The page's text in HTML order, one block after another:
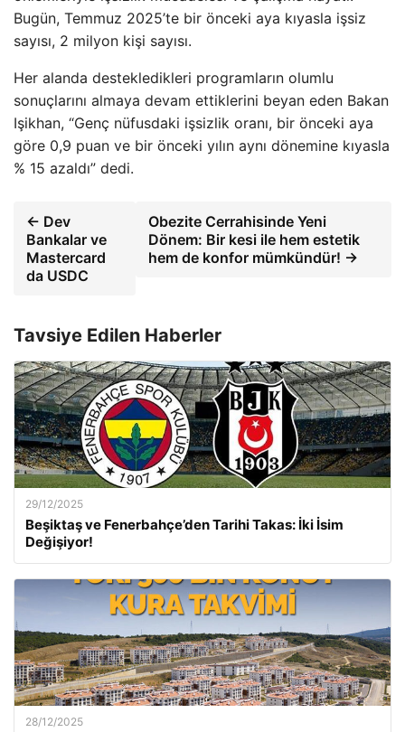
Bugün, Temmuz 2025’te bir önceki aya kıyasla işsiz
sayısı, 2 milyon kişi sayısı.
Her alanda destekledikleri programların olumlu
sonuçlarını almaya devam ettiklerini beyan eden Bakan
Işikhan, “Genç nüfusdaki işsizlik oranı, bir önceki aya
göre 0,9 puan ve bir önceki yılın aynı dönemine kıyasla
% 15 azaldı” dedi.
← Dev
Bankalar ve
Mastercard
da USDC
Obezite Cerrahisinde Yeni
Dönem: Bir kesi ile hem estetik
hem de konfor mümkündür! →
Tavsiye Edilen Haberler
29/12/2025
Beşiktaş ve Fenerbahçe’den Tarihi Takas: İki İsim
Değişiyor!
28/12/2025